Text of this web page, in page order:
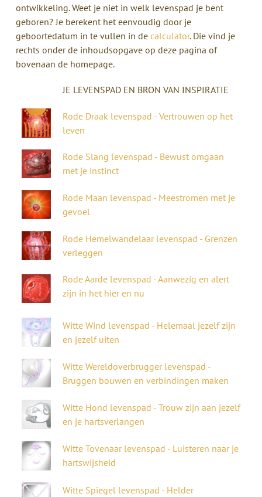
ontwikkeling. Weet je niet in welk levenspad je bent
geboren? Je berekent het eenvoudig door je
geboortedatum in te vullen in de calculator. Die vind je
rechts onder de inhoudsopgave op deze pagina of
bovenaan de homepage.
JE LEVENSPAD EN BRON VAN INSPIRATIE
Rode Draak levenspad - Vertrouwen op het
leven
Rode Slang levenspad - Bewust omgaan
met je instinct
Rode Maan levenspad - Meestromen met je
gevoel
Rode Hemelwandelaar levenspad - Grenzen
verleggen
Rode Aarde levenspad - Aanwezig en alert
zijn in het hier en nu
Witte Wind levenspad - Helemaal jezelf zijn
en jezelf uiten
Witte Wereldoverbrugger levenspad -
Bruggen bouwen en verbindingen maken
Witte Hond levenspad - Trouw zijn aan jezelf
en je hartsverlangen
Witte Tovenaar levenspad - Luisteren naar je
hartswijsheid
Witte Spiegel levenspad - Helder